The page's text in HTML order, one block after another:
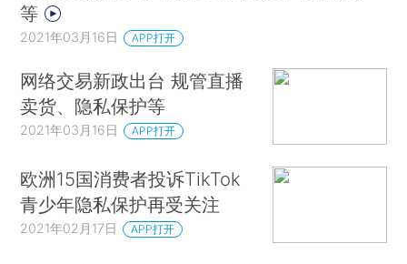
等
2021年03月16日 APP打开
网络交易新政出台 规管直播
卖货、隐私保护等
2021年03月16日 APP打开
欧洲15国消费者投诉TikTok
青少年隐私保护再受关注
2021年02月17日 APP打开